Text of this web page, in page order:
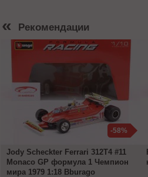
« Рекомендации
-58%
Jody Scheckter Ferrari 312T4 #11
Monaco GP формула 1 Чемпион
мира 1979 1:18 Bburago